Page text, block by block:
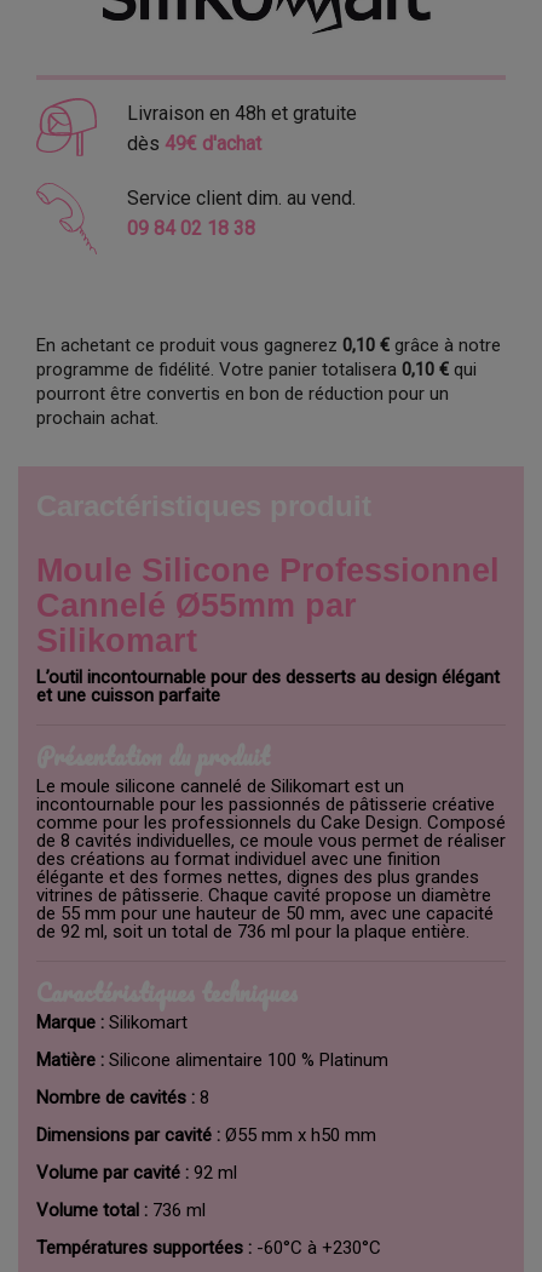
Livraison en 48h et gratuite
dès 49€ d'achat
Service client dim. au vend.
09 84 02 18 38
En achetant ce produit vous gagnerez 0,10 € grâce à notre
programme de fidélité. Votre panier totalisera 0,10 € qui
pourront être convertis en bon de réduction pour un
prochain achat.
Moule Silicone Professionnel
Cannelé Ø55mm par
Silikomart
L’outil incontournable pour des desserts au design élégant
et une cuisson parfaite
Le moule silicone cannelé de Silikomart est un
incontournable pour les passionnés de pâtisserie créative
comme pour les professionnels du Cake Design. Composé
de 8 cavités individuelles, ce moule vous permet de réaliser
des créations au format individuel avec une finition
élégante et des formes nettes, dignes des plus grandes
vitrines de pâtisserie. Chaque cavité propose un diamètre
de 55 mm pour une hauteur de 50 mm, avec une capacité
de 92 ml, soit un total de 736 ml pour la plaque entière.
Marque : Silikomart
Matière : Silicone alimentaire 100 % Platinum
Nombre de cavités : 8
Dimensions par cavité : Ø55 mm x h50 mm
Volume par cavité : 92 ml
Volume total : 736 ml
Températures supportées : -60°C à +230°C